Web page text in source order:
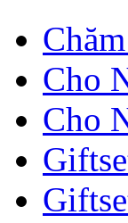
Cho
Cho